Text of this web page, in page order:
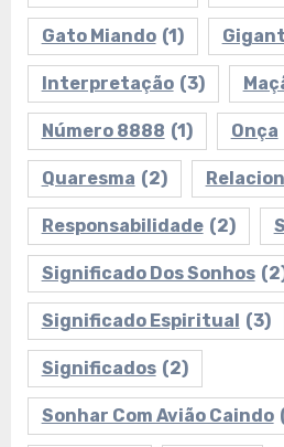
Gato Miando (1)
Interpretação (3)
Número 8888 (1) Onça
Quaresma (2)
Responsabilidade (2)
Significado Dos Sonhos
Significado Espiritual (3)
Significados (2)
Sonhar Com Avião Caindo